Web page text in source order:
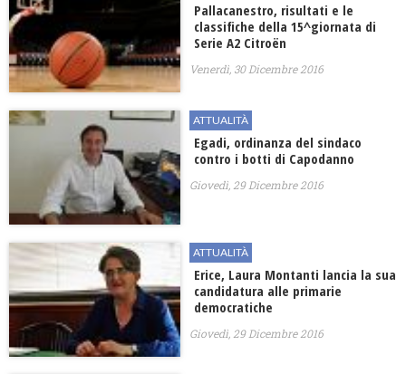
Pallacanestro, risultati e le
classifiche della 15^giornata di
Serie A2 Citroën
Venerdì, 30 Dicembre 2016
ATTUALITÀ
Egadi, ordinanza del sindaco
contro i botti di Capodanno
Giovedì, 29 Dicembre 2016
ATTUALITÀ
Erice, Laura Montanti lancia la sua
candidatura alle primarie
democratiche
Giovedì, 29 Dicembre 2016